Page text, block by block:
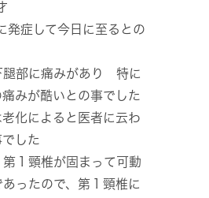
発症して今日に至るとの
腿部に痛みがあり 特に
みが酷いとの事でした
化によると医者に云わ
した
１頸椎が固まって可動
ったので、第１頸椎に